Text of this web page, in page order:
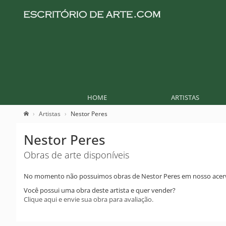
HOME ARTISTAS
Artistas Nestor Peres
Nestor Peres
Obras de arte disponíveis
No momento não possuimos obras de Nestor Peres em nosso
Você possui uma obra deste artista e quer vender?
Clique aqui e envie sua obra para avaliação.